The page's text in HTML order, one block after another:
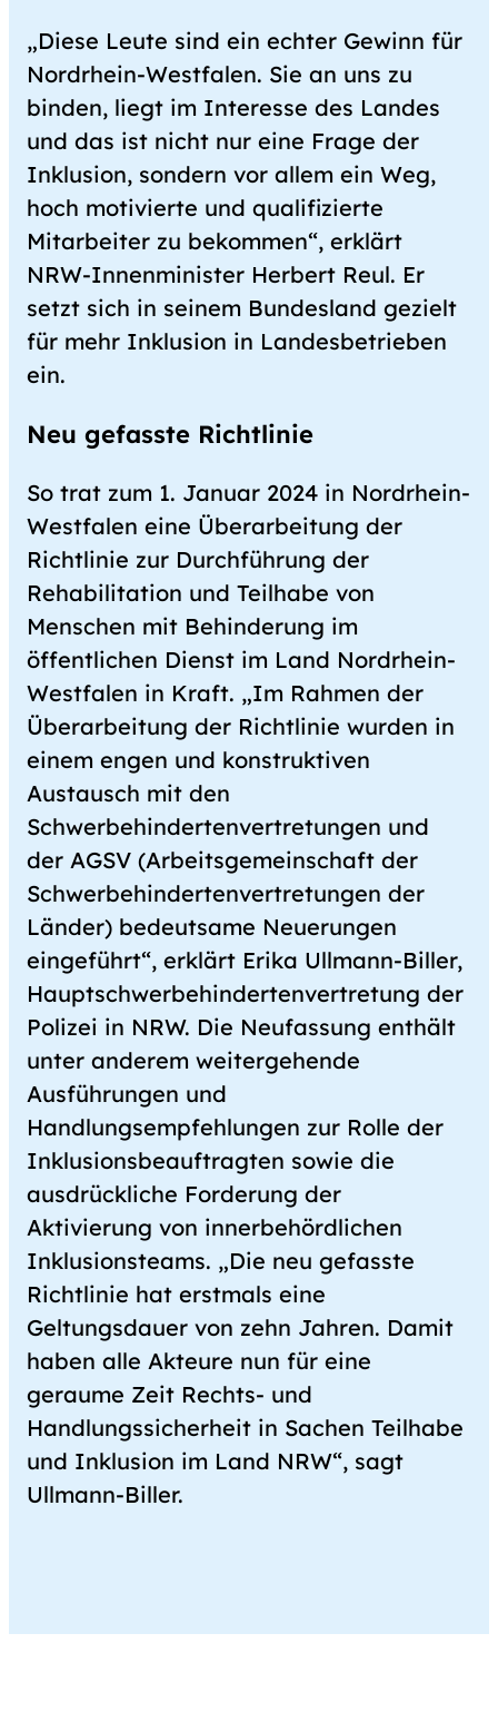
„Diese Leute sind ein echter Gewinn für
Nordrhein-Westfalen. Sie an uns zu
binden, liegt im Interesse des Landes
und das ist nicht nur eine Frage der
Inklusion, sondern vor allem ein Weg,
hoch motivierte und qualifizierte
Mitarbeiter zu bekommen“, erklärt
NRW-Innenminister Herbert Reul. Er
setzt sich in seinem Bundesland gezielt
für mehr Inklusion in Landesbetrieben
ein.
Neu gefasste Richtlinie
So trat zum 1. Januar 2024 in Nordrhein-
Westfalen eine Überarbeitung der
Richtlinie zur Durchführung der
Rehabilitation und Teilhabe von
Menschen mit Behinderung im
öffentlichen Dienst im Land Nordrhein-
Westfalen in Kraft. „Im Rahmen der
Überarbeitung der Richtlinie wurden in
einem engen und konstruktiven
Austausch mit den
Schwerbehindertenvertretungen und
der AGSV (Arbeitsgemeinschaft der
Schwerbehindertenvertretungen der
Länder) bedeutsame Neuerungen
eingeführt“, erklärt Erika Ullmann-Biller,
Hauptschwerbehindertenvertretung der
Polizei in NRW. Die Neufassung enthält
unter anderem weitergehende
Ausführungen und
Handlungsempfehlungen zur Rolle der
Inklusionsbeauftragten sowie die
ausdrückliche Forderung der
Aktivierung von innerbehördlichen
Inklusionsteams. „Die neu gefasste
Richtlinie hat erstmals eine
Geltungsdauer von zehn Jahren. Damit
haben alle Akteure nun für eine
geraume Zeit Rechts- und
Handlungssicherheit in Sachen Teilhabe
und Inklusion im Land NRW“, sagt
Ullmann-Biller.